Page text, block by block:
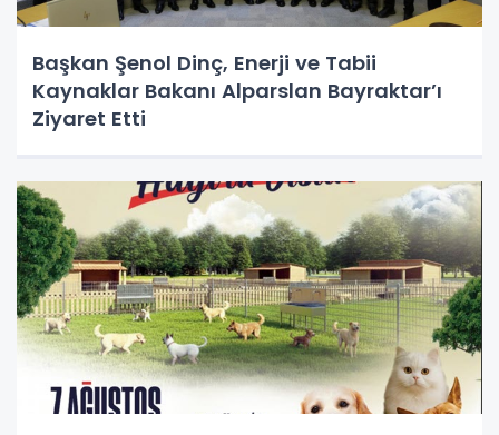
Başkan Şenol Dinç, Enerji ve Tabii
Kaynaklar Bakanı Alparslan Bayraktar’ı
Ziyaret Etti